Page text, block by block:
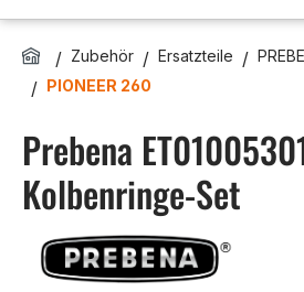
Zubehör Ersatzteile
PIONEER 260
Prebena
Kolbenringe-Set